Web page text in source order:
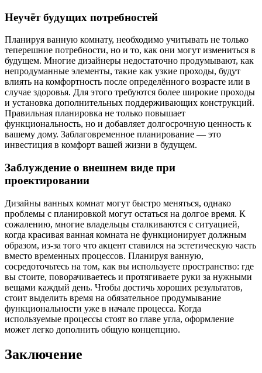
Неучёт будущих потребностей
Планируя ванную комнату, необходимо учитывать не только
теперешние потребности, но и то, как они могут измениться в
будущем. Многие дизайнеры недостаточно продумывают, как
непродуманные элементы, такие как узкие проходы, будут
влиять на комфортность после определённого возрасте или в
случае здоровья. Для этого требуются более широкие проходы
и установка дополнительных поддерживающих конструкций.
Правильная планировка не только повышает
функциональность, но и добавляет долгосрочную ценность к
вашему дому. Заблаговременное планирование — это
инвестиция в комфорт вашей жизни в будущем.
Заблуждение о внешнем виде при
проектировании
Дизайны ванных комнат могут быстро меняться, однако
проблемы с планировкой могут остаться на долгое время. К
сожалению, многие владельцы сталкиваются с ситуацией,
когда красивая ванная комната не функционирует должным
образом, из-за того что акцент ставился на эстетическую часть
вместо временных процессов. Планируя ванную,
сосредоточьтесь на том, как вы используете пространство: где
вы стоите, поворачиваетесь и протягиваете руки за нужными
вещами каждый день. Чтобы достичь хороших результатов,
стоит выделить время на обязательное продумывание
функциональности уже в начале процесса. Когда
используемые процессы стоят во главе угла, оформление
может легко дополнить общую концепцию.
Заключение